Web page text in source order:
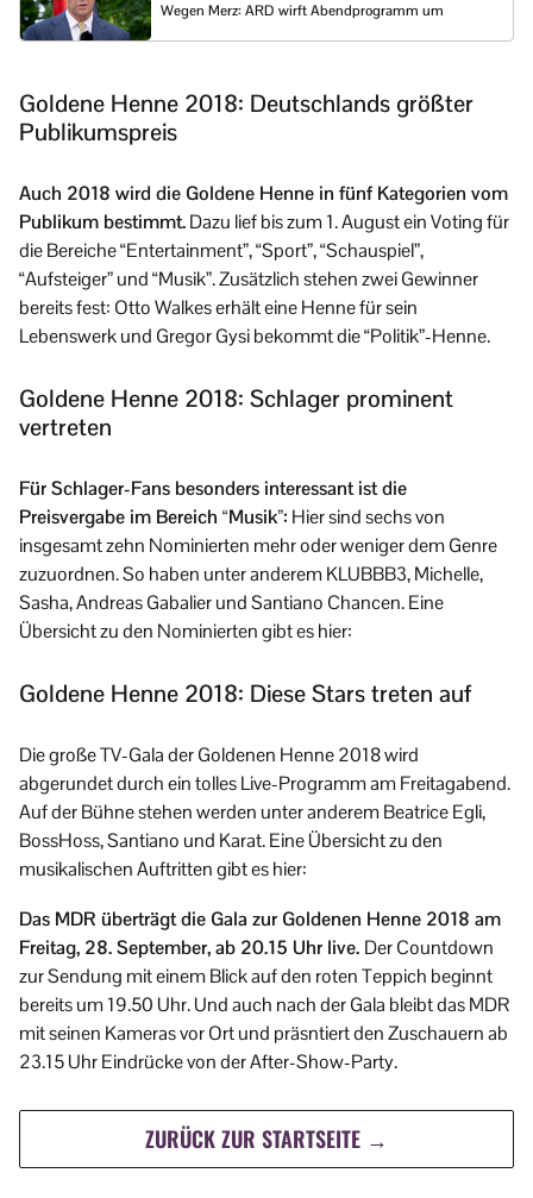
Wegen Merz: ARD wirft Abendprogramm um
Goldene Henne 2018: Deutschlands größter
Publikumspreis
Auch 2018 wird die Goldene Henne in fünf Kategorien vom
Publikum bestimmt.Dazu lief bis zum 1. August ein Voting für
die Bereiche “Entertainment”, “Sport”, “Schauspiel”,
“Aufsteiger” und “Musik”. Zusätzlich stehen zwei Gewinner
bereits fest: Otto Walkes erhält eine Henne für sein
Lebenswerk und Gregor Gysi bekommt die “Politik”-Henne.
Goldene Henne 2018: Schlager prominent
vertreten
Für Schlager-Fans besonders interessant ist die
Preisvergabe im Bereich “Musik”: Hier sind sechs von
insgesamt zehn Nominierten mehr oder weniger dem Genre
zuzuordnen. So haben unter anderem KLUBBB3, Michelle,
Sasha, Andreas Gabalier und Santiano Chancen. Eine
Übersicht zu den Nominierten gibt es hier:
Goldene Henne 2018: Diese Stars treten auf
Die große TV-Gala der Goldenen Henne 2018 wird
abgerundet durch ein tolles Live-Programm am Freitagabend.
Auf der Bühne stehen werden unter anderem Beatrice Egli,
BossHoss, Santiano und Karat. Eine Übersicht zu den
musikalischen Auftritten gibt es hier:
Das MDR überträgt die Gala zur Goldenen Henne 2018 am
Freitag, 28. September, ab 20.15 Uhr live. Der Countdown
zur Sendung mit einem Blick auf den roten Teppich beginnt
bereits um 19.50 Uhr. Und auch nach der Gala bleibt das MDR
mit seinen Kameras vor Ort und präsntiert den Zuschauern ab
23.15 Uhr Eindrücke von der After-Show-Party.
ZURÜCK ZUR STARTSEITE →